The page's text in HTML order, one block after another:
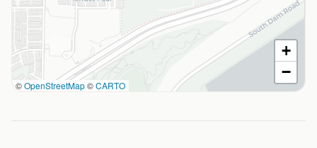
©OpenStreetMap©CARTO
+
−